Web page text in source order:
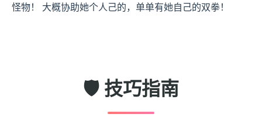
怪物！ 大概协助她个人己的，单单有她自己的双拳！
🛡️ 技巧指南